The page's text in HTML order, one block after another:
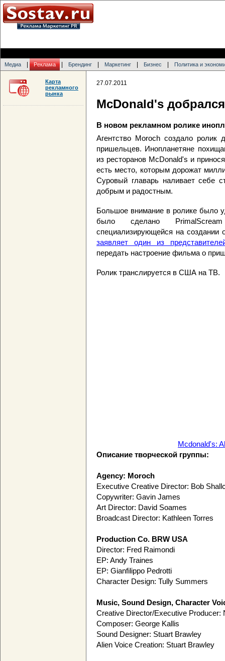
Медиа Реклама Брендинг Маркетинг Бизнес Политика и
27.07.2011
McDonald's
В новом рекламном ролике
Агентство Moroch создало ролик
пришельцев. Инопланетяне
из ресторанов McDonald's и
есть место, которым дорожат
Суровый главарь наливает себе
добрым и радостным.
Большое внимание в ролике было
было сделано
специализирующейся на создании
заявляет один из
передать настроение фильма о
Ролик транслируется в США на ТВ.
Mcdonald's:
Описание творческой группы:
Agency: Moroch
Executive Creative Director: Bob
Copywriter: Gavin James
Art Director: David Soames
Broadcast Director: Kathleen Torres
Production Co. BRW USA
Director: Fred Raimondi
EP: Andy Traines
EP: Gianfilippo Pedrotti
Character Design: Tully Summers
Music, Sound Design, Character
Creative Director/Executive Producer:
Composer: George Kallis
Sound Designer: Stuart Brawley
Alien Voice Creation: Stuart Brawley
Карта
рекламного
рынка